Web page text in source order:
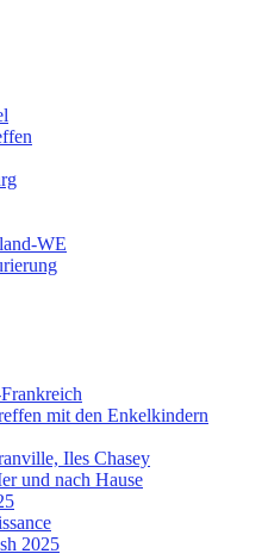
WE
mit den Enkelkindern
Iles Chasey
und nach Hause
2025